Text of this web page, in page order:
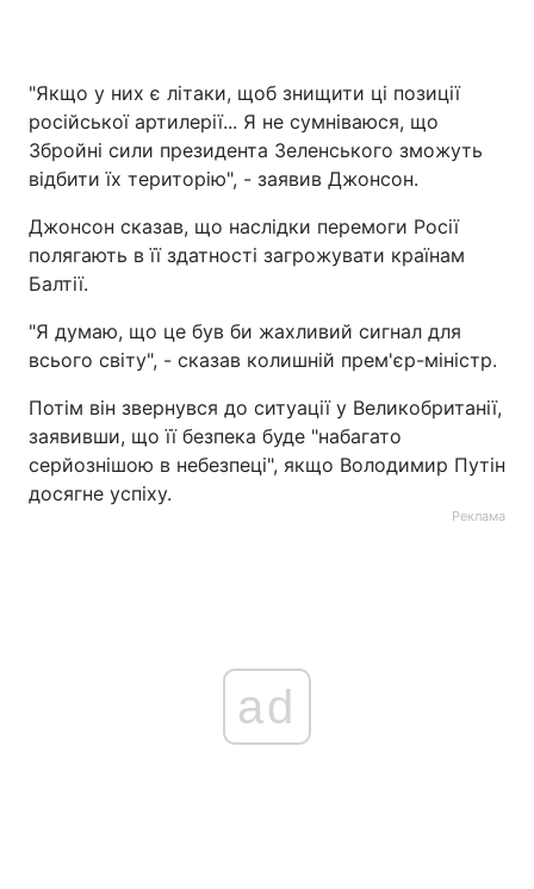
"Якщо у них є літаки, щоб знищити ці позиції
російської артилерії... Я не сумніваюся, що
Збройні сили президента Зеленського зможуть
відбити їх територію", - заявив Джонсон.
Джонсон сказав, що наслідки перемоги Росії
полягають в її здатності загрожувати країнам
Балтії.
"Я думаю, що це був би жахливий сигнал для
всього світу", - сказав колишній прем'єр-міністр.
Потім він звернувся до ситуації у Великобританії,
заявивши, що її безпека буде "набагато
серйознішою в небезпеці", якщо Володимир Путін
досягне успіху.
Реклама
ad